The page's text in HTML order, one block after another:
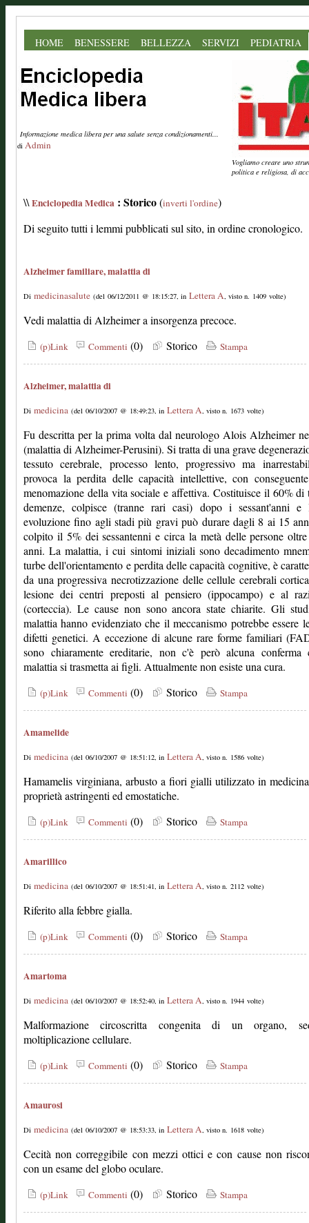
HOME BENESSERE BELLEZZA SERVIZI PEDIATRIA
Informazione medica libera per una salute senza condizionamenti...
di Admin
Vogliamo creare uno
politica e religiosa, di
\\Enciclopedia Medica : Storico(inverti l'ordine)
Di seguito tutti i lemmi pubblicati sul sito, in ordine cronologico.
Alzheimer familiare, malattia di
Di medicinasalute (del 06/12/2011 @ 18:15:27, in Lettera A, visto n. 1409 volte)
Vedi malattia di Alzheimer a insorgenza precoce.
(p)Link Commenti (0) Storico Stampa
Alzheimer, malattia di
Di medicina (del 06/10/2007 @ 18:49:23, in Lettera A, visto n. 1673 volte)
Fu descritta per la prima volta dal neurologo Alois Alzheimer
(malattia di Alzheimer-Perusini). Si tratta di una grave
tessuto cerebrale, processo lento, progressivo ma
provoca la perdita delle capacità intellettive, con
menomazione della vita sociale e affettiva. Costituisce il 60% di
demenze, colpisce (tranne rari casi) dopo i sessant'anni e
evoluzione fino agli stadi più gravi può durare dagli 8 ai 15
colpito il 5% dei sessantenni e circa la metà delle persone
anni. La malattia, i cui sintomi iniziali sono decadimento
turbe dell'orientamento e perdita delle capacità cognitive, è
da una progressiva necrotizzazione delle cellule cerebrali
lesione dei centri preposti al pensiero (ippocampo) e al
(corteccia). Le cause non sono ancora state chiarite. Gli
malattia hanno evidenziato che il meccanismo potrebbe essere
difetti genetici. A eccezione di alcune rare forme familiari
sono chiaramente ereditarie, non c'è però alcuna conferma
malattia si trasmetta ai figli. Attualmente non esiste una cura.
(p)Link Commenti (0) Storico Stampa
Amamelide
Di medicina (del 06/10/2007 @ 18:51:12, in Lettera A, visto n. 1586 volte)
Hamamelis virginiana, arbusto a fiori gialli utilizzato in
proprietà astringenti ed emostatiche.
(p)Link Commenti (0) Storico Stampa
Amarillico
Di medicina (del 06/10/2007 @ 18:51:41, in Lettera A, visto n. 2112 volte)
Riferito alla febbre gialla.
(p)Link Commenti (0) Storico Stampa
Amartoma
Di medicina (del 06/10/2007 @ 18:52:40, in Lettera A, visto n. 1944 volte)
Malformazione circoscritta congenita di un organo,
moltiplicazione cellulare.
(p)Link Commenti (0) Storico Stampa
Amaurosi
Di medicina (del 06/10/2007 @ 18:53:33, in Lettera A, visto n. 1618 volte)
Cecità non correggibile con mezzi ottici e con cause non
con un esame del globo oculare.
(p)Link Commenti (0) Storico Stampa